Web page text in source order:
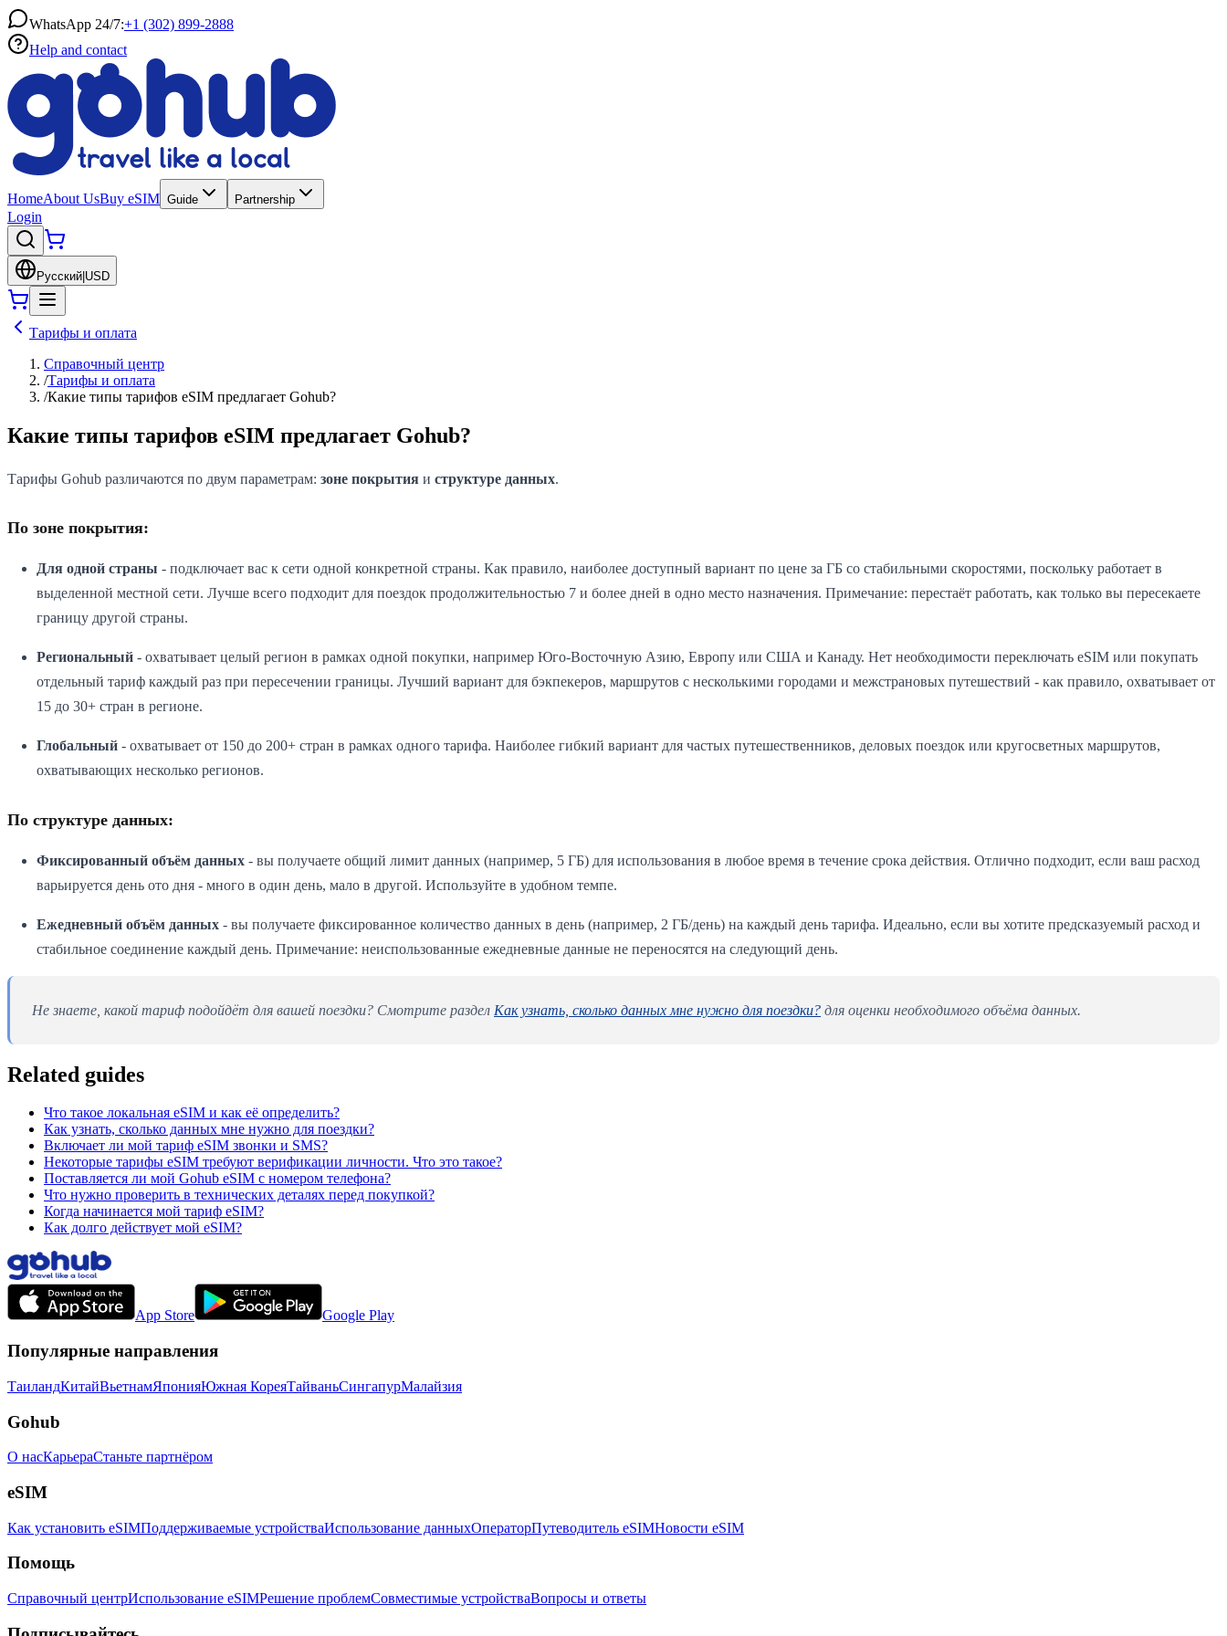
WhatsApp 24/7:+1 (302) 899-2888
Help and contact
HomeAbout UsBuy eSIM Guide Partnership
Login
Русский USD
Тарифы и оплата
Справочный центр
/Тарифы и оплата
/Какие типы тарифов eSIM предлагает Gohub?
Какие типы тарифов eSIM предлагает Gohub?
Тарифы Gohub различаются по двум параметрам: зоне покрытия и структуре данных.
По зоне покрытия:
Для одной страны - подключает вас к сети одной конкретной страны. Как правило, наиболее доступный вариант по цене за ГБ со стабильными скоростями, поскольку работает в
выделенной местной сети. Лучше всего подходит для поездок продолжительностью 7 и более дней в одно место назначения. Примечание: перестаёт работать, как только вы пересекаете
границу другой страны.
Региональный - охватывает целый регион в рамках одной покупки, например Юго-Восточную Азию, Европу или США и Канаду. Нет необходимости переключать eSIM или покупать
отдельный тариф каждый раз при пересечении границы. Лучший вариант для бэкпекеров, маршрутов с несколькими городами и межстрановых путешествий - как правило, охватывает от
15 до 30+ стран в регионе.
Глобальный - охватывает от 150 до 200+ стран в рамках одного тарифа. Наиболее гибкий вариант для частых путешественников, деловых поездок или кругосветных маршрутов,
охватывающих несколько регионов.
По структуре данных:
Фиксированный объём данных - вы получаете общий лимит данных (например, 5 ГБ) для использования в любое время в течение срока действия. Отлично подходит, если ваш расход
варьируется день ото дня - много в один день, мало в другой. Используйте в удобном темпе.
Ежедневный объём данных - вы получаете фиксированное количество данных в день (например, 2 ГБ/день) на каждый день тарифа. Идеально, если вы хотите предсказуемый расход и
стабильное соединение каждый день. Примечание: неиспользованные ежедневные данные не переносятся на следующий день.
Не знаете, какой тариф подойдёт для вашей поездки? Смотрите раздел Как узнать, сколько данных мне нужно для поездки? для оценки необходимого объёма данных.
Related guides
Что такое локальная eSIM и как её определить?
Как узнать, сколько данных мне нужно для поездки?
Включает ли мой тариф eSIM звонки и SMS?
Некоторые тарифы eSIM требуют верификации личности. Что это такое?
Поставляется ли мой Gohub eSIM с номером телефона?
Что нужно проверить в технических деталях перед покупкой?
Когда начинается мой тариф eSIM?
Как долго действует мой eSIM?
App Store Google Play
Популярные направления
ТаиландКитайВьетнамЯпонияЮжная КореяТайваньСингапурМалайзия
Gohub
О насКарьераСтаньте партнёром
eSIM
Как установить eSIMПоддерживаемые устройстваИспользование данныхОператорПутеводитель eSIMНовости eSIM
Помощь
Справочный центрИспользование eSIMРешение проблемСовместимые устройстваВопросы и ответы